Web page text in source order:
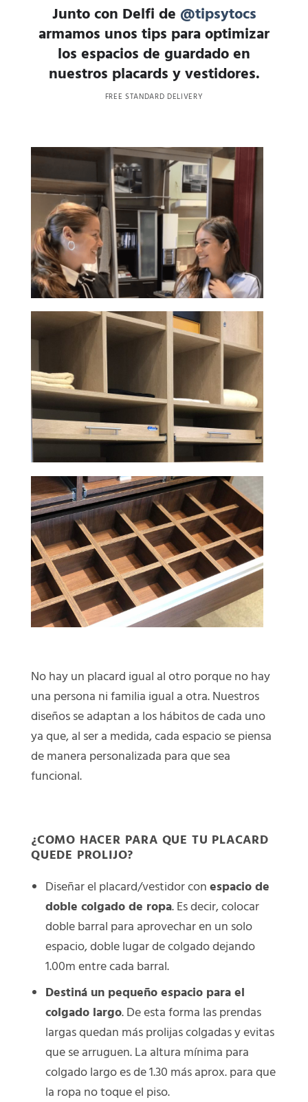
Junto con Delfi de @tipsytocs
armamos unos tips para optimizar
los espacios de guardado en
nuestros placards y vestidores.
FREE STANDARD DELIVERY
No hay un placard igual al otro porque no hay
una persona ni familia igual a otra. Nuestros
diseños se adaptan a los hábitos de cada uno
ya que, al ser a medida, cada espacio se piensa
de manera personalizada para que sea
funcional.
¿COMO HACER PARA QUE TU PLACARD
QUEDE PROLIJO?
Diseñar el placard/vestidor conespacio de
doble colgado de ropa. Es decir, colocar
doble barral para aprovechar en un solo
espacio, doble lugar de colgado dejando
1.00m entre cada barral.
Destiná un pequeño espacio para el
colgado largo. De esta forma las prendas
largas quedan más prolijas colgadas y evitas
que se arruguen. La altura mínima para
colgado largo es de 1.30 más aprox. para que
la ropa no toque el piso.